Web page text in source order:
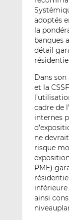
adoptés
la
banques
détail
Dans son
et la
cadre de
internes
ne
risque
PME)
inférieure
ainsi